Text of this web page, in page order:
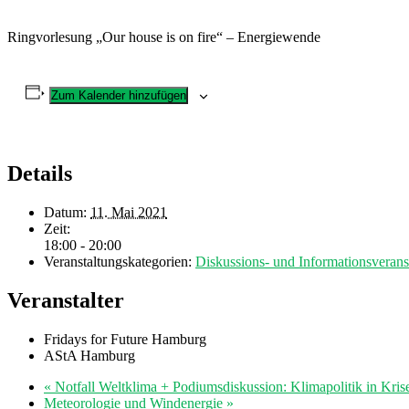
Ringvorlesung „Our house is on fire“ – Energiewende
Zum Kalender hinzufügen
Details
Datum: 11. Mai 2021
Zeit:
18:00 - 20:00
Veranstaltungskategorien: Diskussions- und
Veranstalter
Fridays for Future Hamburg
AStA Hamburg
« Notfall Weltklima + Podiumsdiskussion: Klimapolitik in
Meteorologie und Windenergie »